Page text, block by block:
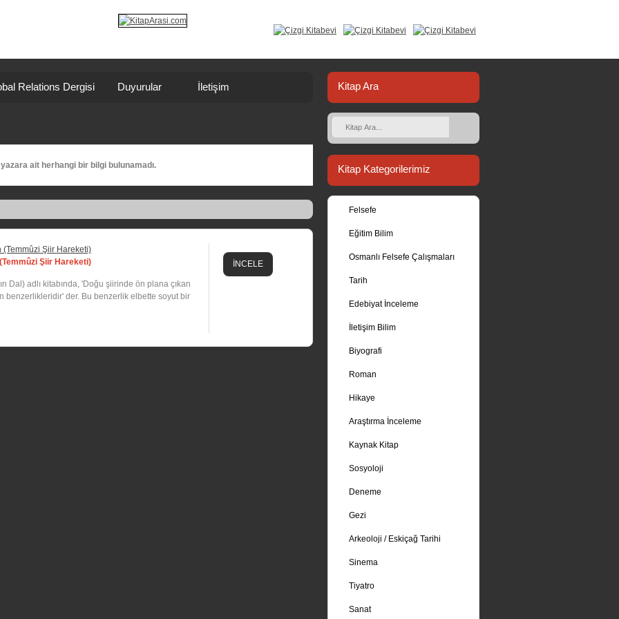
Kitap Ara
Kitap Kategorilerimiz
Felsefe
Eğitim Bilim
Osmanlı Felsefe Çalışmaları
Tarih
Edebiyat İnceleme
İletişim Bilim
Biyografi
Roman
Hikaye
Araştırma İnceleme
Kaynak Kitap
Sosyoloji
Deneme
Gezi
Arkeoloji / Eskiçağ Tarihi
Sinema
Tiyatro
Sanat
Relations Dergisi Duyurular İletişim
ait herhangi bir bilgi bulunamadı.
İNCELE
Şiir Hareketi)
Dal) adlı kitabında, 'Doğu şiirinde ön plana çıkan
benzerlikleridir' der. Bu benzerlik elbette soyut bir